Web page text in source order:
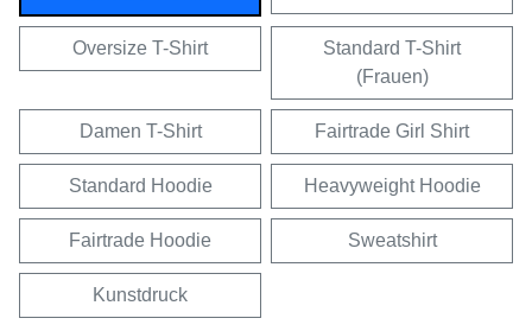
Oversize T-Shirt
Standard T-Shirt
(Frauen)
Damen T-Shirt Fairtrade Girl Shirt
Standard Hoodie Heavyweight Hoodie
Fairtrade Hoodie Sweatshirt
Kunstdruck